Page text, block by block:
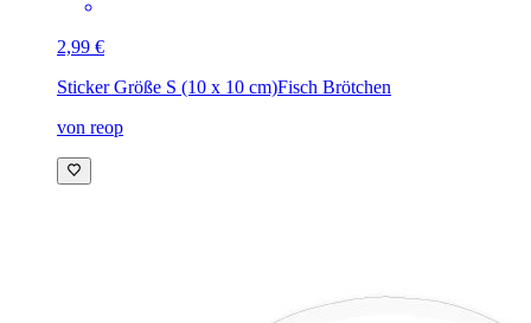
2,99 €
Sticker Größe S (10 x 10 cm)Fisch Brötchen
von reop